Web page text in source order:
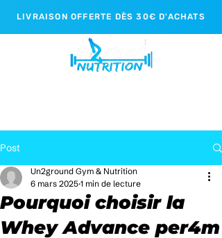
LIVRAISON OFFERTE DÈS 30€ D'ACHATS
Post
Pourquoi choisir la
Whey Advance per4m
Un2ground Gym & Nutrition
6 mars 2025 1 min de lecture